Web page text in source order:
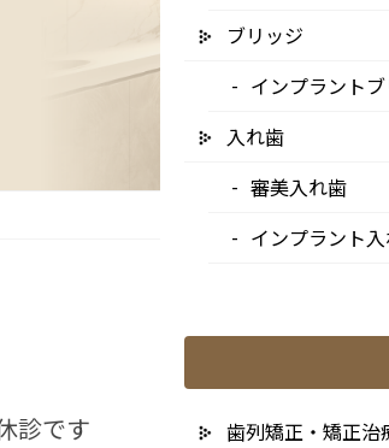
診です
ブリッジ
インプラント
入れ歯
審美入れ歯
インプラント
歯列矯正・矯正治